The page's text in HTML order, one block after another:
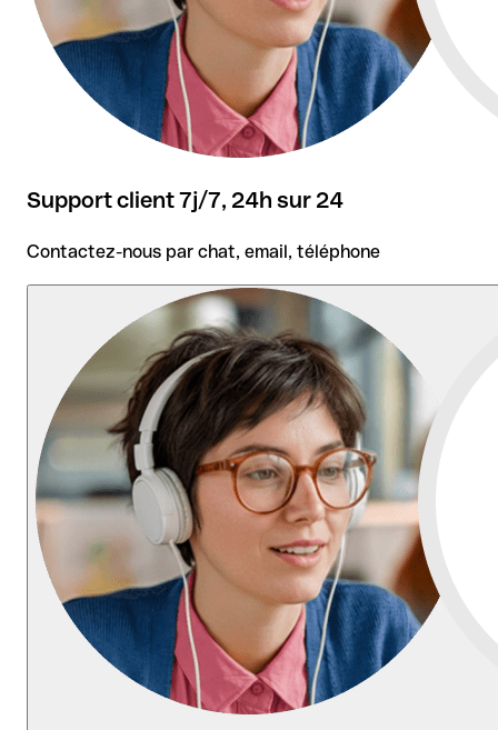
Support client 7j/7, 24h sur 24
Contactez-nous par chat, email, téléphone